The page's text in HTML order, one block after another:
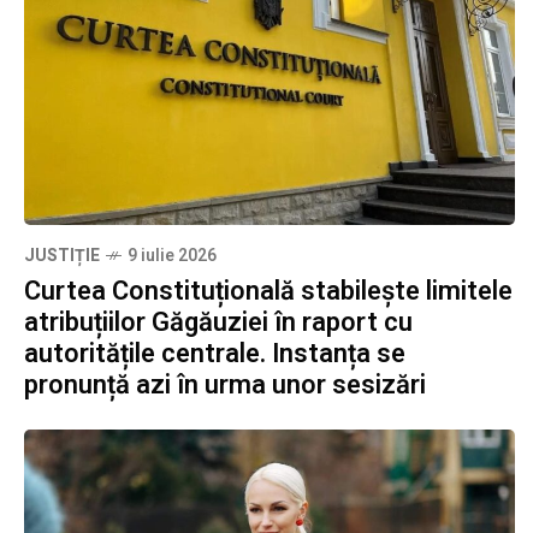
JUSTIȚIE 9 iulie 2026
Curtea Constituțională stabilește limitele
atribuțiilor Găgăuziei în raport cu
autoritățile centrale. Instanța se
pronunță azi în urma unor sesizări